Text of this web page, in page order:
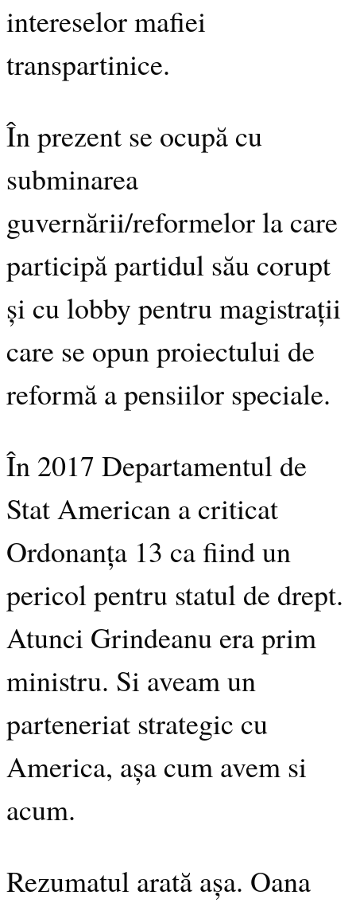
intereselor mafiei
transpartinice.
În prezent se ocupă cu
subminarea
guvernării/reformelor la care
participă partidul său corupt
și cu lobby pentru magistrații
care se opun proiectului de
reformă a pensiilor speciale.
În 2017 Departamentul de
Stat American a criticat
Ordonanța 13 ca fiind un
pericol pentru statul de drept.
Atunci Grindeanu era prim
ministru. Si aveam un
parteneriat strategic cu
America, așa cum avem si
acum.
Rezumatul arată așa. Oana